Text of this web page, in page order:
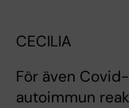
CECILIA
För även
autoimmun